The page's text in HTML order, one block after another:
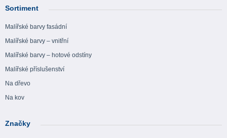
Sortiment
Malířské barvy fasádní
Malířské barvy – vnitřní
Malířské barvy – hotové odstíny
Malířské příslušenství
Na dřevo
Na kov
Značky